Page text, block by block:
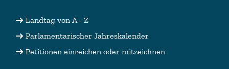
Landtag von A - Z
Parlamentarischer Jahreskalender
Petitionen einreichen oder mitzeichnen